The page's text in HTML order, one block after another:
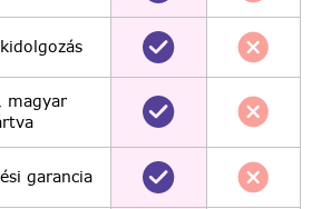
magyar
garancia